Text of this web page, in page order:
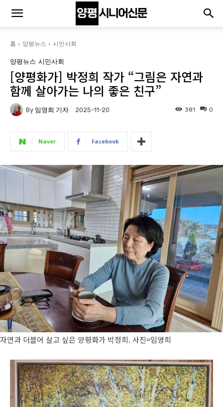
홈 양평뉴스 시민사회
양평뉴스 시민사회
[양평화가] 박정희 작가 “그림은 자연과
함께 살아가는 나의 좋은 친구”
By 임영희 기자 2025-11-20 0
381
Naver Facebook
자연과 더블어 살고 싶은 양평화가 박정희. 사진=임영희